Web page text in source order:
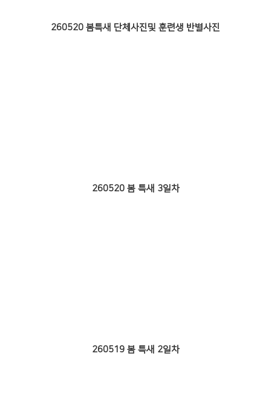
260520 봄특새 단체사진및 훈련생 반별사진
260520 봄 특새 3일차
260519 봄 특새 2일차